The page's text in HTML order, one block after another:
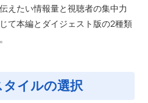
えたい情報量と視聴者の集中力
て本編とダイジェスト版の2種類
タイルの選択